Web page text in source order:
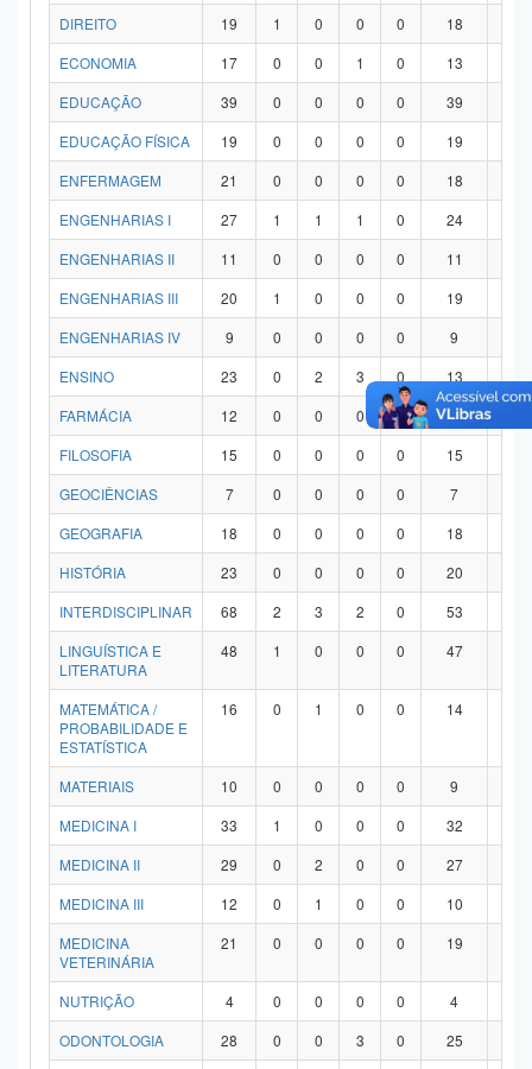
DIREITO 19 1 0 0 0 18
ECONOMIA
17 0 0 1 0 13
EDUCAÇÃO
39 0 0 0 0 39
EDUCAÇÃO FÍSICA
19 0 0 0 0 19
ENFERMAGEM
21 0 0 0 0 18
ENGENHARIAS I
27 1 1 1 0 24
ENGENHARIAS II
11 0 0 0 0 11
ENGENHARIAS III
20 1 0 0 0 19
ENGENHARIAS IV
9 0 0 0 0 9
ENSINO
23 0 2 3 0 13
FARMÁCIA
12 0 0 0 0 12
FILOSOFIA
15 0 0 0 0 15
GEOCIÊNCIAS
7 0 0 0 0 7
GEOGRAFIA
18 0 0 0 0 18
HISTÓRIA
23 0 0 0 0 20
INTERDISCIPLINAR
68 2 3 2 0 53
LINGUÍSTICA E
LITERATURA
48 1 0 0 0 47
MATEMÁTICA /
PROBABILIDADE E
ESTATÍSTICA
16 0 1 0 0 14
MATERIAIS 10 0 0 0 0 9
MEDICINA I
33 1 0 0 0 32
MEDICINA II
29 0 2 0 0 27
MEDICINA III
12 0 1 0 0 10
MEDICINA
VETERINÁRIA
21 0 0 0 0 19
NUTRIÇÃO 4 0 0 0 0 4
ODONTOLOGIA
28 0 0 3 0 25